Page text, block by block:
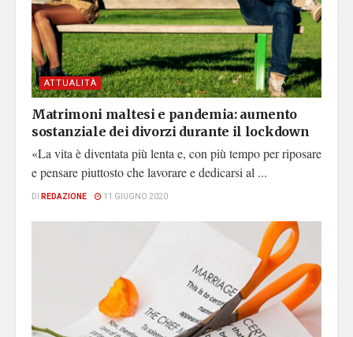
ATTUALITÀ
Matrimoni maltesi e pandemia: aumento
sostanziale dei divorzi durante il lockdown
«La vita è diventata più lenta e, con più tempo per riposare
e pensare piuttosto che lavorare e dedicarsi al ...
DI REDAZIONE 11 GIUGNO 2020